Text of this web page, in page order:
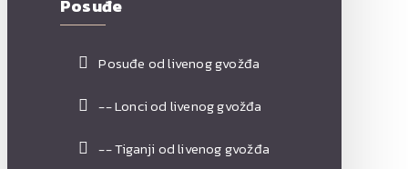
Posuđe
Posuđe od livenog gvožđa
-- Lonci od livenog gvožđa
-- Tiganji od livenog gvožđa